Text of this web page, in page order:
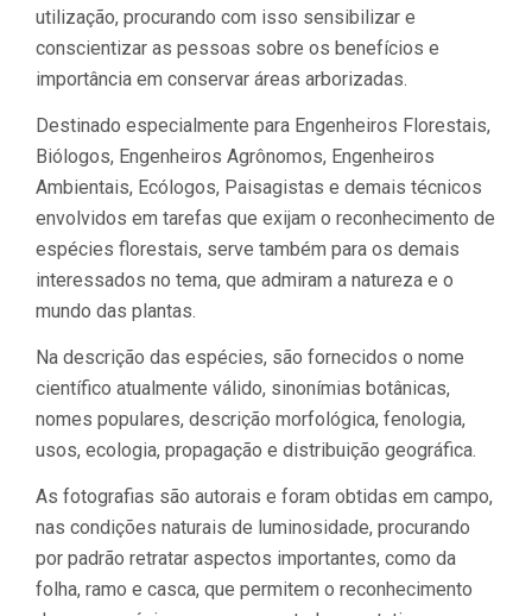
utilização, procurando com isso sensibilizar e
conscientizar as pessoas sobre os benefícios e
importância em conservar áreas arborizadas.
Destinado especialmente para Engenheiros Florestais,
Biólogos, Engenheiros Agrônomos, Engenheiros
Ambientais, Ecólogos, Paisagistas e demais técnicos
envolvidos em tarefas que exijam o reconhecimento de
espécies florestais, serve também para os demais
interessados no tema, que admiram a natureza e o
mundo das plantas.
Na descrição das espécies, são fornecidos o nome
científico atualmente válido, sinonímias botânicas,
nomes populares, descrição morfológica, fenologia,
usos, ecologia, propagação e distribuição geográfica.
As fotografias são autorais e foram obtidas em campo,
nas condições naturais de luminosidade, procurando
por padrão retratar aspectos importantes, como da
folha, ramo e casca, que permitem o reconhecimento